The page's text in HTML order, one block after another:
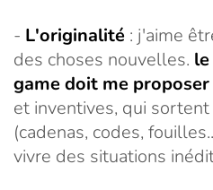
- L'originalité : j'aime
des choses nouvelles.
game doit me
et inventives, qui
(cadenas, codes,
vivre des situations